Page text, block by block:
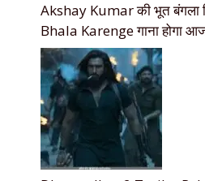
Akshay Kumar की भूत बंगला
Bhala Karenge गाना होगा